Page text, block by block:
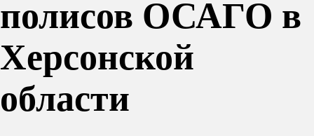
полисов ОСАГО в
Херсонской
области